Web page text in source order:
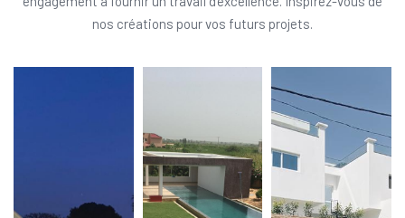
nos créations pour vos futurs projets.